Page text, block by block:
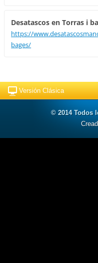
Desatascos en Torras i
https://
bages/
Versión Clásica
© 2014 Todos